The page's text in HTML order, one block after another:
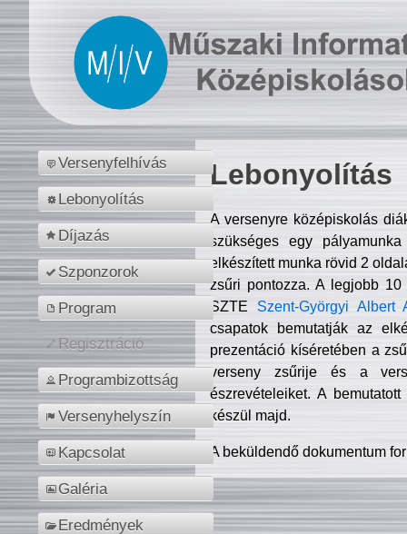
Versenyfelhívás
Lebonyolítás
Díjazás
Szponzorok
Program
Regisztráció
Programbizottság
Versenyhelyszín
Kapcsolat
Galéria
Eredmények
Lebonyolítás
A versenyre középiskolás
szükséges egy
elkészített munka rövid 2
zsűri pontozza. A legjobb
SZTE Szent-Györgyi Albert
csapatok bemutatják az
prezentáció kíséretében a
verseny zsűrije és a
észrevételeiket. A
készül majd.
A beküldendő dokumentum